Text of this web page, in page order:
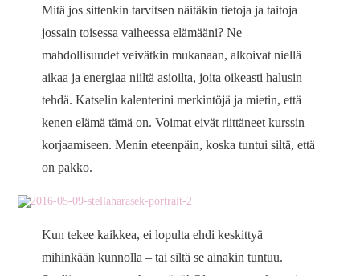
Mitä jos sittenkin tarvitsen näitäkin tietoja ja taitoja
jossain toisessa vaiheessa elämääni? Ne
mahdollisuudet veivätkin mukanaan, alkoivat niellä
aikaa ja energiaa niiltä asioilta, joita oikeasti halusin
tehdä. Katselin kalenterini merkintöjä ja mietin, että
kenen elämä tämä on. Voimat eivät riittäneet kurssin
korjaamiseen. Menin eteenpäin, koska tuntui siltä, että
on pakko.
Kun tekee kaikkea, ei lopulta ehdi keskittyä
mihinkään kunnolla – tai siltä se ainakin tuntuu.